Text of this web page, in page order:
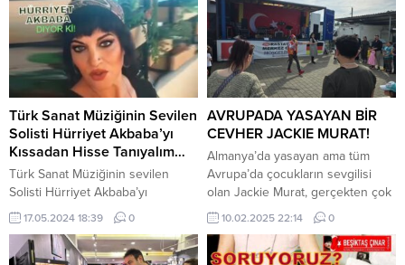
Türk Sanat Müziğinin Sevilen
Solisti Hürriyet Akbaba’yı
Kıssadan Hisse Tanıyalım…
Türk Sanat Müziğinin sevilen
Solisti Hürriyet Akbaba’yı
kıssadan hisse tanıyalım…
“Elâzığ’da doğdu. Lise eğitimin
tamamladıktan sonra Beşiktaş
17.05.2024 18:39 0
AVRUPADA YASAYAN BİR
CEVHER JACKIE MURAT!
Almanya’da yasayan ama tüm
Avrupa’da çocukların sevgilisi
olan Jackie Murat, gerçekten çok
büyük bir değer ama yasarken
kıymeti bilinmeli öldükten sonra
değil. Jackie Chane
10.02.2025 22:14 0